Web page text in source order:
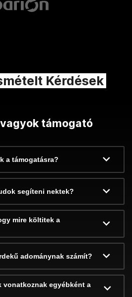
Kérdések
támogató
a támogatásra?
segíteni nektek?
mire költitek a
adománynak számít?
vonatkoznak egyébként a